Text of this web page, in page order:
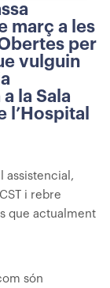
març a les
per
vulguin
la Sala
l’Hospital
assistencial,
i rebre
que actualment
són